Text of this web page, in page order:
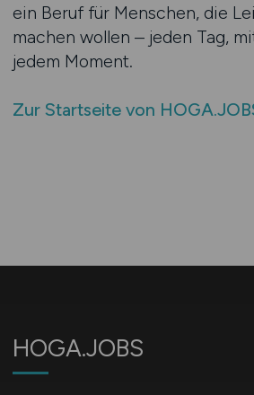
ein Beruf für Menschen, die
machen wollen – jeden Tag,
jedem Moment.
Zur Startseite von
HOGA.JOBS